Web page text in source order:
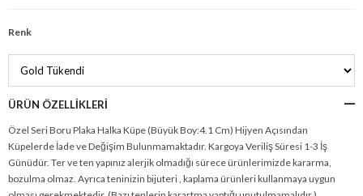
Renk
ÜRÜN ÖZELLIKLERI
Özel Seri Boru Plaka Halka Küpe (Büyük Boy:4.1 Cm) Hijyen Açısından
Küpelerde İade ve Değişim Bulunmamaktadır. Kargoya Veriliş Süresi 1-3 İş
Günüdür. Ter ve ten yapınız alerjik olmadığı sürece ürünlerimizde kararma,
bozulma olmaz. Ayrıca teninizin bijuteri , kaplama ürünleri kullanmaya uygun